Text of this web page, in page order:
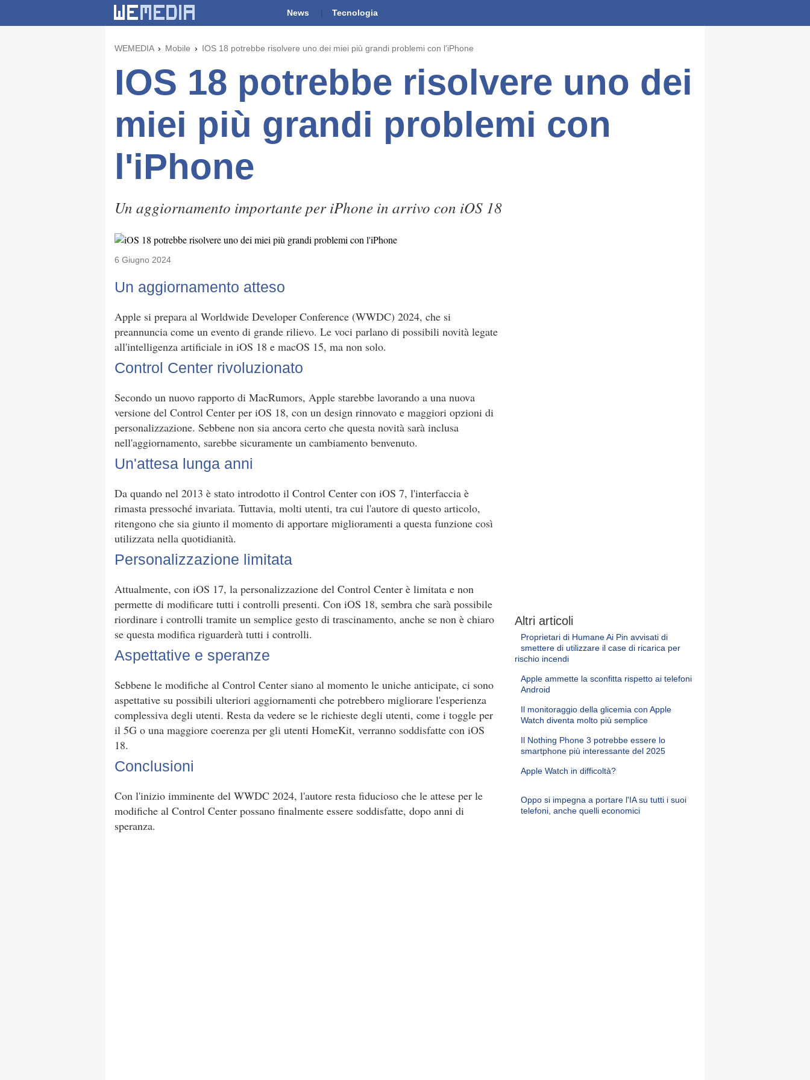
News Tecnologia
WEMEDIA Mobile IOS 18 potrebbe risolvere uno dei miei più grandi problemi con l'iPhone
IOS 18 potrebbe risolvere uno dei
miei più grandi problemi con
l'iPhone
Un aggiornamento importante per iPhone in arrivo con iOS 18
6 Giugno 2024
Un aggiornamento atteso
Apple si prepara al Worldwide Developer Conference (WWDC) 2024, che si
preannuncia come un evento di grande rilievo. Le voci parlano di possibili novità legate
all'intelligenza artificiale in iOS 18 e macOS 15, ma non solo.
Control Center rivoluzionato
Secondo un nuovo rapporto di MacRumors, Apple starebbe lavorando a una nuova
versione del Control Center per iOS 18, con un design rinnovato e maggiori opzioni di
personalizzazione. Sebbene non sia ancora certo che questa novità sarà inclusa
nell'aggiornamento, sarebbe sicuramente un cambiamento benvenuto.
Un'attesa lunga anni
Da quando nel 2013 è stato introdotto il Control Center con iOS 7, l'interfaccia è
rimasta pressoché invariata. Tuttavia, molti utenti, tra cui l'autore di questo articolo,
ritengono che sia giunto il momento di apportare miglioramenti a questa funzione così
utilizzata nella quotidianità.
Personalizzazione limitata
Attualmente, con iOS 17, la personalizzazione del Control Center è limitata e non
permette di modificare tutti i controlli presenti. Con iOS 18, sembra che sarà possibile
riordinare i controlli tramite un semplice gesto di trascinamento, anche se non è chiaro
se questa modifica riguarderà tutti i controlli.
Aspettative e speranze
Sebbene le modifiche al Control Center siano al momento le uniche anticipate, ci sono
aspettative su possibili ulteriori aggiornamenti che potrebbero migliorare l'esperienza
complessiva degli utenti. Resta da vedere se le richieste degli utenti, come i toggle per
il 5G o una maggiore coerenza per gli utenti HomeKit, verranno soddisfatte con iOS
18.
Conclusioni
Con l'inizio imminente del WWDC 2024, l'autore resta fiducioso che le attese per le
modifiche al Control Center possano finalmente essere soddisfatte, dopo anni di
speranza.
Altri articoli
Proprietari di Humane Ai Pin avvisati di
smettere di utilizzare il case di ricarica per
rischio incendi
Apple ammette la sconfitta rispetto ai telefoni
Android
Il monitoraggio della glicemia con Apple
Watch diventa molto più semplice
Il Nothing Phone 3 potrebbe essere lo
smartphone più interessante del 2025
Apple Watch in difficoltà?
Oppo si impegna a portare l'IA su tutti i suoi
telefoni, anche quelli economici